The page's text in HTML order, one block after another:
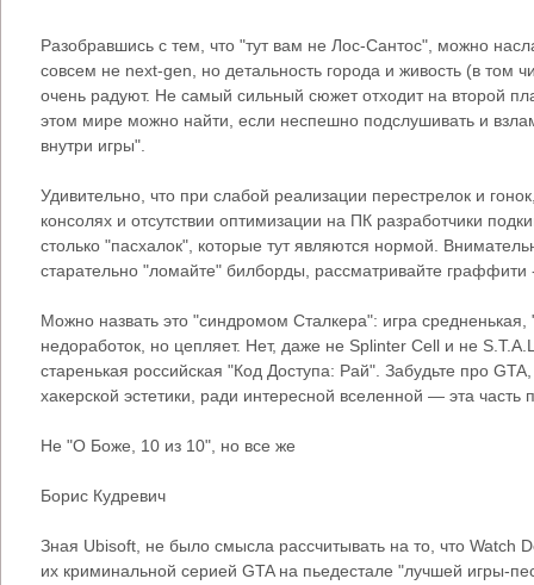
Разобравшись с тем, что "тут вам не Лос-Сантос", можно
совсем не next-gen, но детальность города и живость (в том
очень радуют. Не самый сильный сюжет отходит на второй
этом мире можно найти, если неспешно подслушивать и
внутри игры".
Удивительно, что при слабой реализации перестрелок и
консолях и отсутствии оптимизации на ПК разработчики
столько "пасхалок", которые тут являются нормой.
старательно "ломайте" билборды, рассматривайте граффити
Можно назвать это "синдромом Сталкера": игра средненькая,
недоработок, но цепляет. Нет, даже не Splinter Cell и не
старенькая российская "Код Доступа: Рай". Забудьте про
хакерской эстетики, ради интересной вселенной — эта часть
Не "О Боже, 10 из 10", но все же
Борис Кудревич
Зная Ubisoft, не было смысла рассчитывать на то, что Watch
их криминальной серией GTA на пьедестале "лучшей игры-